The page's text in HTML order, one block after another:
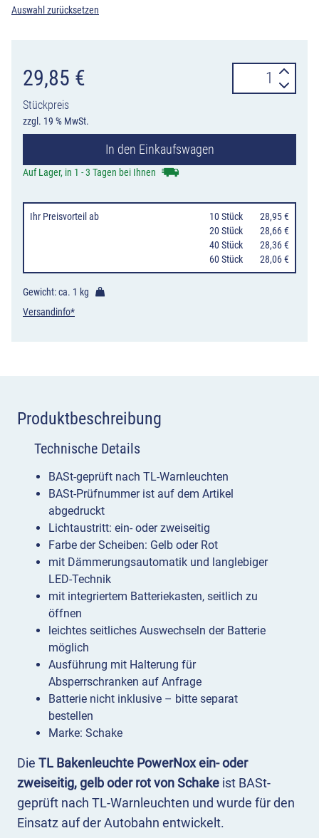
Auswahl zurücksetzen
29,85 €
Stückpreis
zzgl. 19 % MwSt.
Bakenleuchte
Schake
gelb
oder
rot
Menge
In den Einkaufswagen
Auf Lager, in 1 - 3 Tagen bei Ihnen
Ihr Preisvorteil ab 10 Stück
28,95 €
20 Stück
28,66 €
40 Stück
28,36 €
60 Stück
28,06 €
Gewicht: ca. 1 kg
Versandinfo*
Produktbeschreibung
Die TL Bakenleuchte PowerNox ein- oder
zweiseitig, gelb oder rot von Schake ist BASt-
geprüft nach TL-Warnleuchten und wurde für den
Einsatz auf der Autobahn entwickelt.
Technische Details
BASt-geprüft nach TL-Warnleuchten
BASt-Prüfnummer ist auf dem Artikel
abgedruckt
Lichtaustritt: ein- oder zweiseitig
Farbe der Scheiben: Gelb oder Rot
mit Dämmerungsautomatik und langlebiger
LED-Technik
mit integriertem Batteriekasten, seitlich zu
öffnen
leichtes seitliches Auswechseln der Batterie
möglich
Ausführung mit Halterung für
Absperrschranken auf Anfrage
Batterie nicht inklusive – bitte separat
bestellen
Marke: Schake